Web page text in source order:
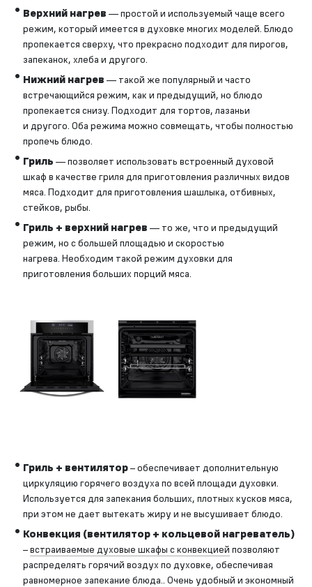
Верхний нагрев — простой и используемый чаще всего
режим, который имеется в духовке многих моделей. Блюдо
пропекается сверху, что прекрасно подходит для пирогов,
запеканок, хлеба и другого.
Нижний нагрев — такой же популярный и часто
встречающийся режим, как и предыдущий, но блюдо
пропекается снизу. Подходит для тортов, лазаньи
и другого. Оба режима можно совмещать, чтобы полностью
пропечь блюдо.
Гриль — позволяет использовать встроенный духовой
шкаф в качестве гриля для приготовления различных видов
мяса. Подходит для приготовления шашлыка, отбивных,
стейков, рыбы.
Гриль + верхний нагрев — то же, что и предыдущий
режим, но с большей площадью и скоростью
нагрева. Необходим такой режим духовки для
приготовления больших порций мяса.
Гриль + вентилятор– обеспечивает дополнительную
циркуляцию горячего воздуха по всей площади духовки.
Используется для запекания больших, плотных кусков мяса,
при этом не дает вытекать жиру и не высушивает блюдо.
Конвекция (вентилятор + кольцевой нагреватель)
–встраиваемые духовые шкафы с конвекцией позволяют
распределять горячий воздух по духовке, обеспечивая
равномерное запекание блюда.. Очень удобный и экономный